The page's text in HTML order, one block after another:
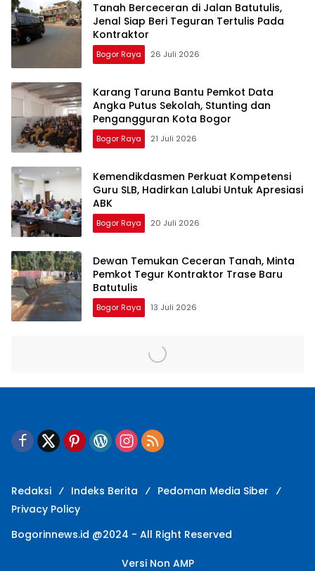
Tanah Berceceran di Jalan Batutulis,
Jenal Siap Beri Teguran Tertulis Pada
Kontraktor
Bogor Raya 26 Juli 2026
Karang Taruna Bantu Pemkot Data
Angka Putus Sekolah, Stunting dan
Pengangguran Kota Bogor
Bogor Raya 21 Juli 2026
Kemendikdasmen Perkuat Kompetensi
Guru SLB, Hadirkan Lalubi Untuk Apresiasi
ABK
Bogor Raya 20 Juli 2026
Dewan Temukan Ceceran Tanah, Minta
Pemkot Tegur Kontraktor Trase Baru
Batutulis
Bogor Raya 13 Juli 2026
Redaksi Indeks Berita
Pedoman Media Siber
Privacy Policy
Bogorinnews.id @2024 - All Right Reserved
Versi Non AMP